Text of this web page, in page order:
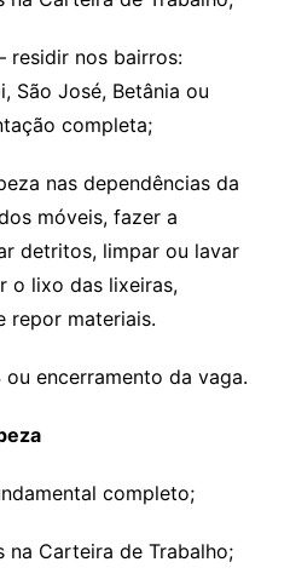
residir nos bairros:
São José, Betânia ou
completa;
nas dependências da
móveis, fazer a
detritos, limpar ou lavar
o lixo das lixeiras,
repor materiais.
encerramento da vaga.
completo;
na Carteira de Trabalho;